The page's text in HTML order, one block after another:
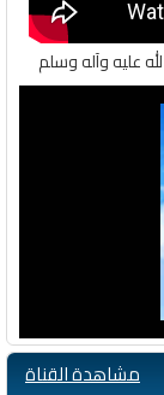
عليه وآله وسلم
مشاهدة القناة